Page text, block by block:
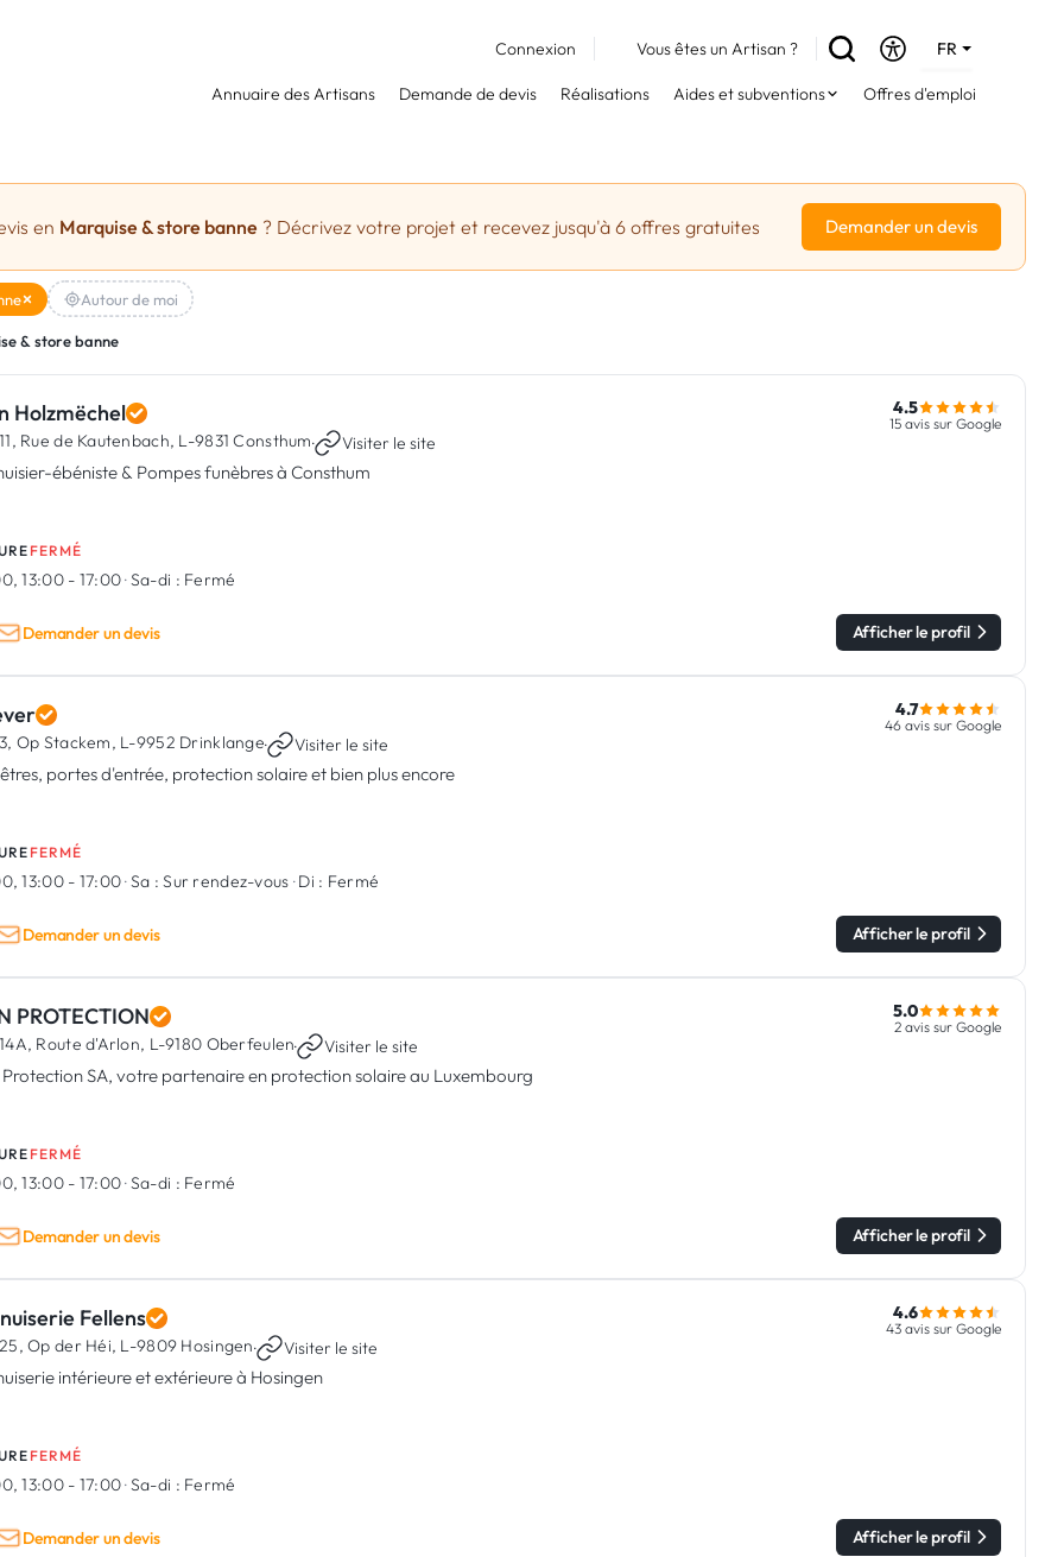
Connexion Vous êtes un Artisan ?
FR
Annuaire des Artisans Demande de devis Réalisations Aides et subventions Offres d'emploi
en Marquise & store banne ? Décrivez votre projet et recevez jusqu'à 6 offres gratuites Demander un devis
Autour de moi
& store banne
Holzmëchel
11, Rue de Kautenbach, L-9831 Consthum· Visiter le site
ébéniste & Pompes funèbres à Consthum
4.5
15 avis sur Google
FERMÉ
13:00 - 17:00·Sa-di : Fermé
Demander un devis Afficher le profil
3, Op Stackem, L-9952 Drinklange· Visiter le site
portes d'entrée, protection solaire et bien plus encore
4.7
46 avis sur Google
FERMÉ
13:00 - 17:00·Sa : Sur rendez-vous ·Di : Fermé
Demander un devis Afficher le profil
PROTECTION
14A, Route d'Arlon, L-9180 Oberfeulen· Visiter le site
Protection SA, votre partenaire en protection solaire au Luxembourg
5.0
2 avis sur Google
FERMÉ
13:00 - 17:00·Sa-di : Fermé
Demander un devis Afficher le profil
Fellens
25, Op der Héi, L-9809 Hosingen· Visiter le site
intérieure et extérieure à Hosingen
4.6
43 avis sur Google
FERMÉ
13:00 - 17:00·Sa-di : Fermé
Demander un devis Afficher le profil